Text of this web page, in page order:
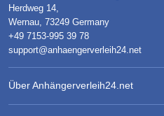
Herdweg 14,
Wernau, 73249 Germany
+49 7153-995 39 78
support@anhaengerverleih24.net
Über Anhängerverleih24.net